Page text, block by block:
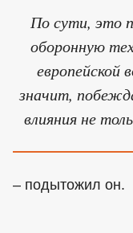
По сути, это
оборонную
европейской
значит,
влияния не
– подытожил он.